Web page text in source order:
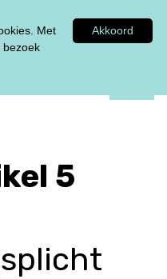
5
Akkoord
Met
bezoek